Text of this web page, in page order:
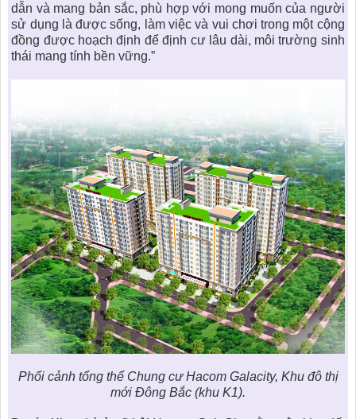
dẫn và mang bản sắc, phù hợp với mong muốn của ngư­ời
sử dụng là đư­ợc sống, làm việc và vui chơi trong một cộng
đồng đ­ược hoạch định để định cư­ lâu dài, môi tr­ường sinh
thái mang tính bền vững.”
Phối cảnh tổng thể Chung cư Hacom Galacity, Khu đô thị
mới Đông Bắc (khu K1).